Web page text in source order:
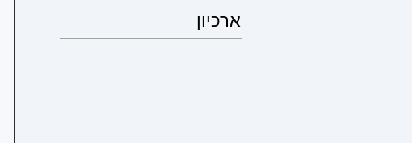
ארכיון